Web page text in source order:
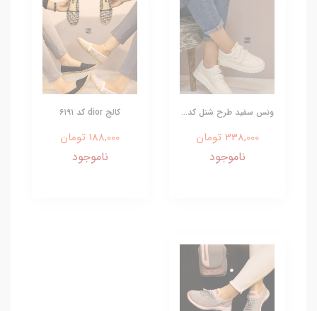
ونس سفید طرح شنل کد...
338,000 تومان
ناموجود
کالج dior کد ۶۱۹۱
188,000 تومان
ناموجود